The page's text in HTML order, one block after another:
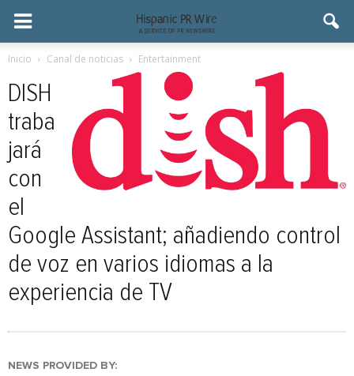
Inicio Canal de noticias Entertainment
DISH
traba
jará
con
el
Google Assistant; añadiendo control
de voz en varios idiomas a la
experiencia de TV
NEWS PROVIDED BY: